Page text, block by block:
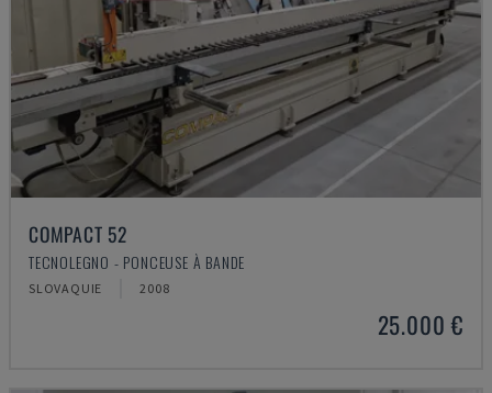
COMPACT 52
TECNOLEGNO - PONCEUSE À BANDE
SLOVAQUIE 2008
25.000 €